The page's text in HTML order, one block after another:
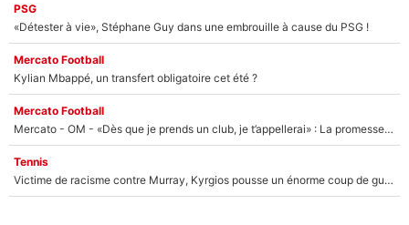
PSG
«Détester à vie», Stéphane Guy dans une embrouille à cause du PSG !
Mercato Football
Kylian Mbappé, un transfert obligatoire cet été ?
Mercato Football
Mercato - OM - «Dès que je prends un club, je t’appellerai» : La promesse de Marcelino au moment de claquer la porte
Tennis
Victime de racisme contre Murray, Kyrgios pousse un énorme coup de gueule !